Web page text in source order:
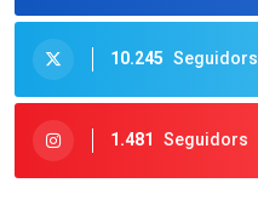
10.245 Seguidors
1.481 Seguidors